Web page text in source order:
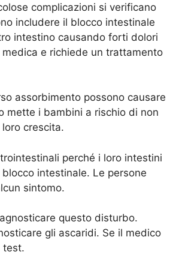
complicazioni si verificano
includere il blocco intestinale
intestino causando forti dolori
e richiede un trattamento
assorbimento possono causare
mette i bambini a rischio di non
crescita.
perché i loro intestini
intestinale. Le persone
sintomo.
questo disturbo.
gli ascaridi. Se il medico
test.